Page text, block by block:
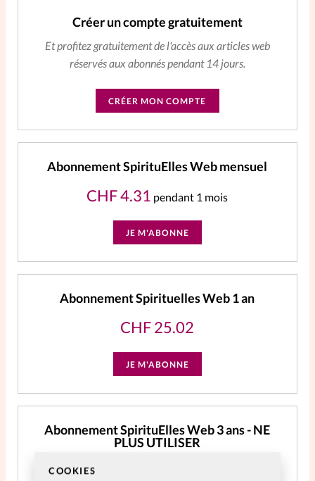
COOKIES
Créer un compte gratuitement
Et profitez gratuitement de l'accès aux articles web
réservés aux abonnés pendant 14 jours.
CRÉER MON COMPTE
Abonnement SpirituElles Web mensuel
CHF4.31 pendant 1 mois
JE M'ABONNE
Abonnement Spirituelles Web 1 an
CHF25.02
JE M'ABONNE
Abonnement SpirituElles Web 3 ans - NE
PLUS UTILISER